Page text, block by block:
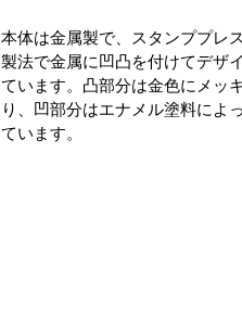
本体は金属製で、スタンププレ
製法で金属に凹凸を付けてデザ
ています。凸部分は金色にメッ
り、凹部分はエナメル塗料によ
ています。